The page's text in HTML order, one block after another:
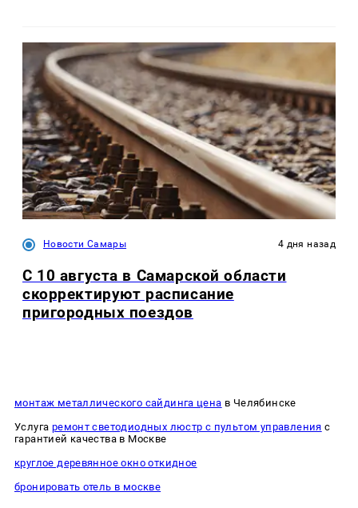
Новости Самары 4 дня назад
С 10 августа в Самарской области
скорректируют расписание
пригородных поездов
монтаж металлического сайдинга цена в Челябинске
Услуга ремонт светодиодных люстр с пультом управления с
гарантией качества в Москве
круглое деревянное окно откидное
бронировать отель в москве